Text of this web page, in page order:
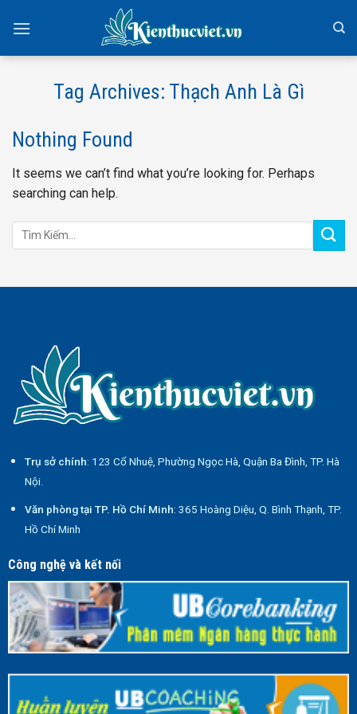
Tag Archives: Thạch Anh Là Gì
Nothing Found
It seems we can’t find what you’re looking for. Perhaps
searching can help.
Trụ sở chính: 123 Cổ Nhuệ, Phường Ngọc Hà, Quận Ba Đình, TP. Hà
Nội.
Văn phòng tại TP. Hồ Chí Minh: 365 Hoàng Diệu, Q. Bình Thạnh, TP.
Hồ Chí Minh
Công nghệ và kết nối